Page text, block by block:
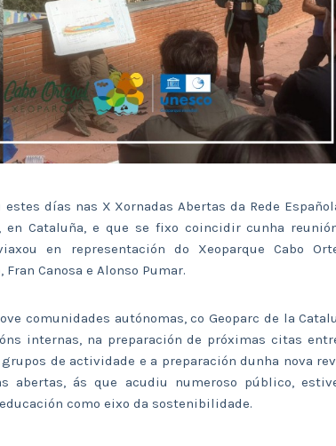
días nas X Xornadas Abertas da Rede
en Cataluña, e que se fixo coincidir cunha
en representación do Xeoparque Cabo
Canosa e Alonso Pumar.
comunidades autónomas, co Geoparc de la
internas, na preparación de próximas citas
de actividade e a preparación dunha nova
abertas, ás que acudiu numeroso público,
como eixo da sostenibilidade.